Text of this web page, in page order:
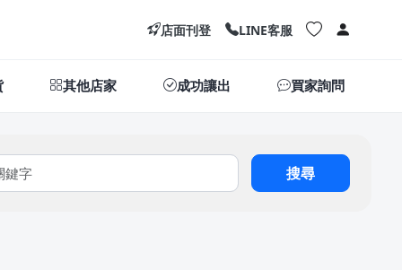
店面刊登 LINE客服
其他店家 成功讓出 買家詢問
搜尋
許X昌